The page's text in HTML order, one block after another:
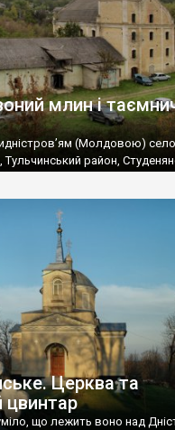
млин і
(Молдовою) село
Тульчинський район,
із кам’яними хрестами. Всі
кирилицею,
ознаками – цвинтар
датуються 19 століттям. У
Церква та
цвинтар
що лежить воно над